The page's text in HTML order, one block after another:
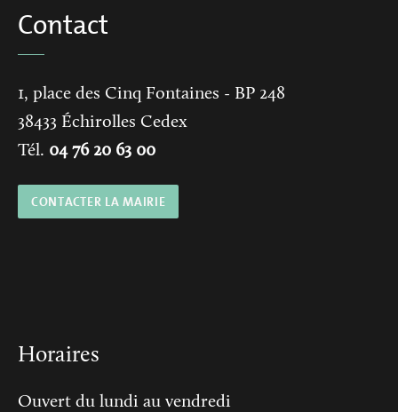
Contact
1, place des Cinq Fontaines - BP 248
38433 Échirolles Cedex
Tél. 04 76 20 63 00
CONTACTER LA MAIRIE
Horaires
Ouvert du lundi au vendredi